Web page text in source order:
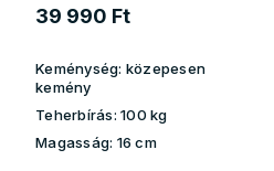
39 990 Ft
Keménység: közepesen
kemény
Teherbírás: 100 kg
Magasság: 16 cm